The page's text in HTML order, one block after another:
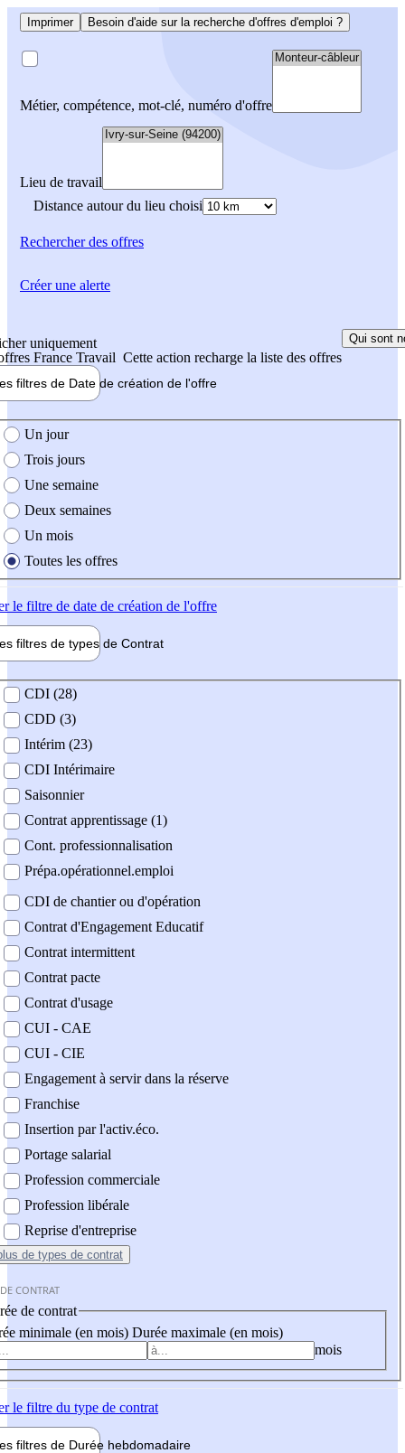
Imprimer Besoin d'aide sur la recherche d'offres d'emploi ?
Métier, compétence, mot-clé, numéro d'offre
Lieu de travail
Distance autour du lieu choisi
Rechercherdes offres
uniquement
France Travail Cette action recharge la liste des offres
Qui sont
filtres de Date de création de l'offre
création de l'offre
Un jour
Trois jours
Une semaine
Deux semaines
Un mois
Toutes les offres
le filtre de date de création de l'offre
filtres de types de Contrat
contrat
CDI (28)
CDD (3)
Intérim (23)
CDI Intérimaire
Saisonnier
Contrat apprentissage (1)
Cont. professionnalisation
Prépa.opérationnel.emploi
CDI de chantier ou d'opération
Contrat d'Engagement Educatif
Contrat intermittent
Contrat pacte
Contrat d'usage
CUI - CAE
CUI - CIE
Engagement à servir dans la réserve
Franchise
Insertion par l'activ.éco.
Portage salarial
Profession commerciale
Profession libérale
Reprise d'entreprise
de types de contrat
CONTRAT
de contrat
minimale (en mois) Durée maximale (en mois)
mois
le filtre du type de contrat
filtres de Durée hebdomadaire
Créer une alerte